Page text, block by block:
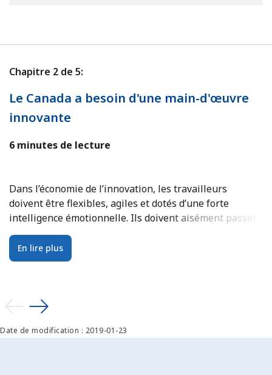
Chapitre 2 de 5:
Le Canada a besoin d'une main-d'œuvre
innovante
6 minutes de lecture
Dans l’économie de l’innovation, les travailleurs
doivent être flexibles, agiles et dotés d’une forte
intelligence émotionnelle. Ils doivent aisément passer
d’un projet à un autre et suivre les fluctuations des
besoins de leur organisation et des consommateurs.
En lire plus
Date de modification : 2019-01-23